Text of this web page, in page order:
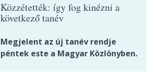
Közzétették: így fog kinézni a
következő tanév
Megjelent az új tanév rendje
péntek este a Magyar Közlönyben.